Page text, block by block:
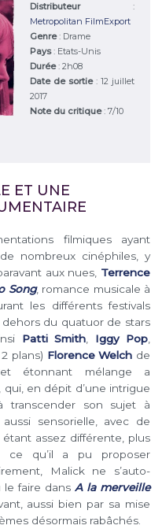
Distributeur :
Metropolitan FilmExport
Genre: Drame
Pays: Etats-Unis
Durée:2h08
Date de sortie: 12 juillet
2017
Note du critique:7/10
ET UNE
filmiques ayant
nombreux cinéphiles, y
aux nues, Terrence
Song, romance musicale à
les différents festivals
dehors du quatuor de stars
Patti Smith Iggy Pop
plans) Florence Welch de
étonnant mélange a
en dépit d’une intrigue
transcender son sujet à
sensorielle, avec de
assez différente, plus
ce qu’il a pu proposer
Malick ne s’auto-
le faire dans A la merveille
aussi bien par sa mise
désormais rabâchés.